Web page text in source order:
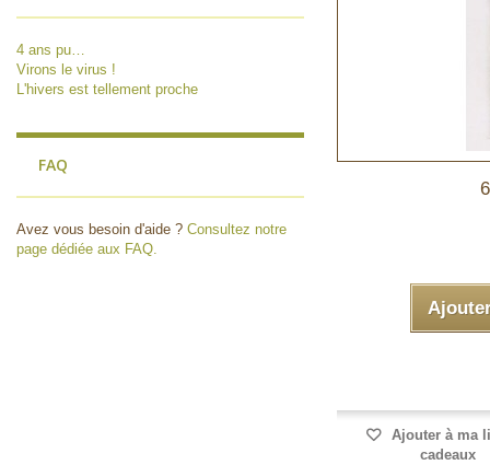
4 ans pu…
Virons le virus !
L'hivers est tellement proche
FAQ
Avez vous besoin d'aide ? Consultez notre
page dédiée aux FAQ.
Ajouter à ma
cadeaux